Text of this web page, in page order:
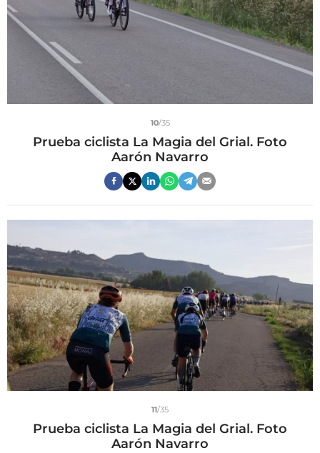
10/35
Prueba ciclista La Magia del Grial. Foto
Aarón Navarro
11/35
Prueba ciclista La Magia del Grial. Foto
Aarón Navarro